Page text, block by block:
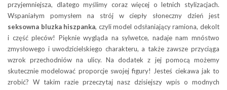
przyjemniejsza, dlatego myślimy coraz więcej o letnich stylizacjach.
Wspaniałym pomysłem na strój w ciepły słoneczny dzień jest
seksowna bluzka hiszpanka, czyli model odsłaniający ramiona, dekolt
i część pleców! Pięknie wygląda na sylwetce, nadaje nam mnóstwo
zmysłowego i uwodzicielskiego charakteru, a także zawsze przyciąga
wzrok przechodniów na ulicy. Na dodatek z jej pomocą możemy
skutecznie modelować proporcje swojej figury! Jesteś ciekawa jak to
zrobić? W takim razie przeczytaj nasz dzisiejszy wpis o modnych